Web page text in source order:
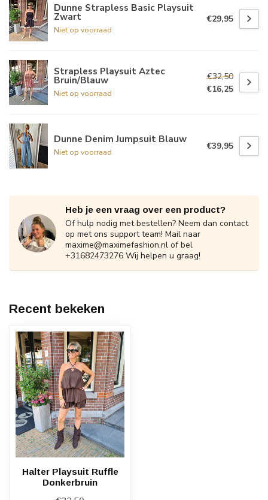
Dunne Strapless Basic Playsuit
Zwart
Niet op voorraad
€29,95
Strapless Playsuit Aztec
Bruin/Blauw
Niet op voorraad
€32,50
€16,25
Dunne Denim Jumpsuit Blauw
Niet op voorraad
€39,95
Heb je een vraag over een product?
Of hulp nodig met bestellen? Neem dan contact
op met ons support team! Mail naar
maxime@maximefashion.nl of bel
+31682473276 Wij helpen u graag!
Recent bekeken
Halter Playsuit Ruffle
Donkerbruin